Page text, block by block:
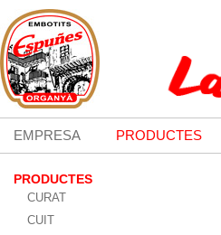
EMPRESA PRODUCTES
PRODUCTES
CURAT
CUIT